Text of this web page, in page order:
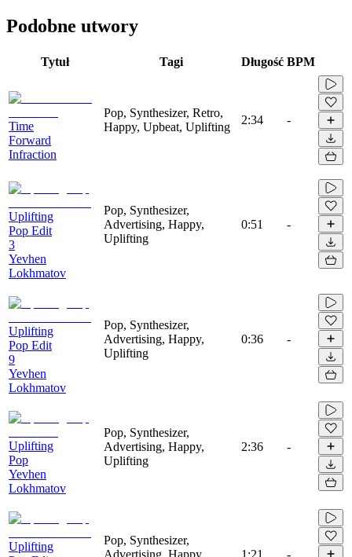
Podobne utwory
Tytuł Tagi Długość BPM
Time
Forward
Infraction
Pop, Synthesizer, Retro,
Happy, Upbeat, Uplifting
2:34 -
Uplifting
Pop Edit
3
Yevhen
Lokhmatov
Pop, Synthesizer,
Advertising, Happy,
Uplifting
0:51 -
Uplifting
Pop Edit
9
Yevhen
Lokhmatov
Pop, Synthesizer,
Advertising, Happy,
Uplifting
0:36 -
Uplifting
Pop
Yevhen
Lokhmatov
Pop, Synthesizer,
Advertising, Happy,
Uplifting
2:36 -
Uplifting
Pop, Synthesizer,
Advertising, Happy,
1:21 -